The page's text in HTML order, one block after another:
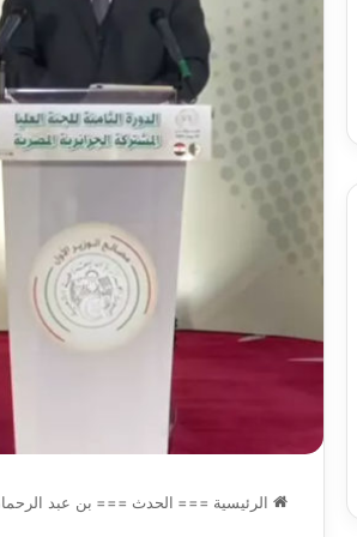
الرئيسية === الحدث === بن عبد
قرعة الدور التمهيدي لأبطال
وكأس الكونفدرالية يوم الخميس